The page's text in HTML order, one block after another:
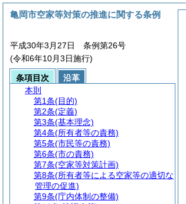
亀岡市空家等対策の推進に関する条例
平成30年3月27日 条例第26号
(令和6年10月3日施行)
条項目次
沿革
本則
第1条(目的)
第2条(定義)
第3条(基本理念)
第4条(所有者等の責務)
第5条(市民等の責務)
第6条(市の責務)
第7条(空家等対策計画)
第8条(所有者等による空家等の適切な
管理の促進)
第9条(庁内体制の整備)